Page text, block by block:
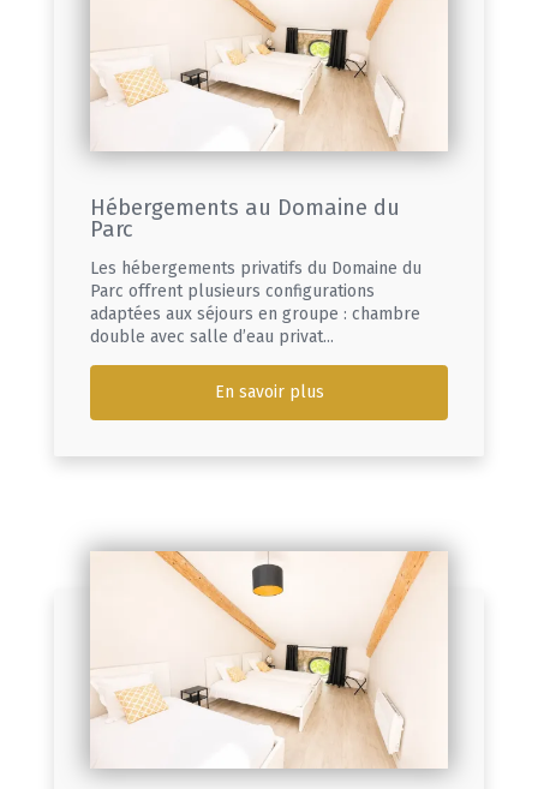
Hébergements au Domaine du
Parc
Les hébergements privatifs du Domaine du
Parc offrent plusieurs configurations
adaptées aux séjours en groupe : chambre
double avec salle d’eau privat...
En savoir plus